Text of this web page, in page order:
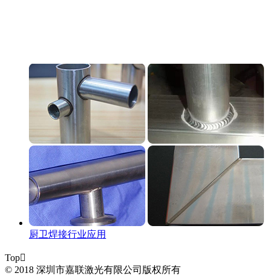
厨卫焊接行业应用
Top
© 2018 深圳市嘉联激光有限公司版权所有